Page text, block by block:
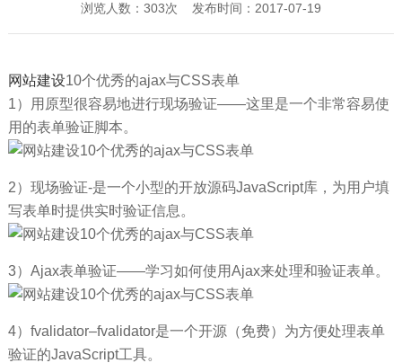
浏览人数： 303次 发布时间：2017-07-19
网站建设10个优秀的ajax与CSS表单
1）用原型很容易地进行现场验证——这里是一个非常容易使
用的表单验证脚本。
2）现场验证-是一个小型的开放源码JavaScript库，为用户填
写表单时提供实时验证信息。
3）Ajax表单验证——学习如何使用Ajax来处理和验证表单。
4）fvalidator–fvalidator是一个开源（免费）为方便处理表单
验证的JavaScript工具。